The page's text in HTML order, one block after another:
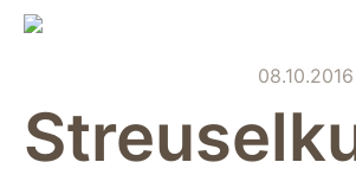
Skip
08.10.2016